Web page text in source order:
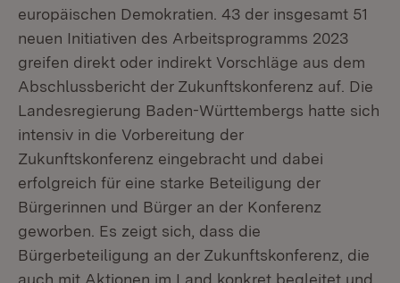
europäischen Demokratien. 43 der insgesamt 51
neuen Initiativen des Arbeitsprogramms 2023
greifen direkt oder indirekt Vorschläge aus dem
Abschlussbericht der Zukunftskonferenz auf. Die
Landesregierung Baden-Württembergs hatte sich
intensiv in die Vorbereitung der
Zukunftskonferenz eingebracht und dabei
erfolgreich für eine starke Beteiligung der
Bürgerinnen und Bürger an der Konferenz
geworben. Es zeigt sich, dass die
Bürgerbeteiligung an der Zukunftskonferenz, die
auch mit Aktionen im Land konkret begleitet und